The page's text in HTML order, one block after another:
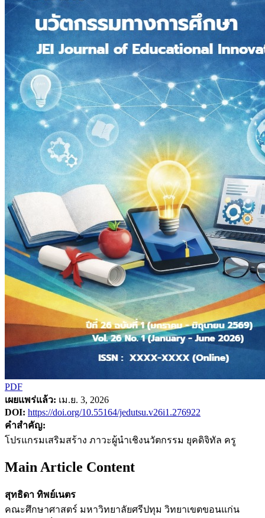
PDF
เผยแพร่แล้ว: เม.ย. 3, 2026
DOI: https://doi.org/10.55164/jedutsu.v26i1.276922
คำสำคัญ:
โปรแกรมเสริมสร้าง ภาวะผู้นำเชิงนวัตกรรม ยุคดิจิทัล ครู
Main Article Content
สุทธิดา ทิพย์เนตร
คณะศึกษาศาสตร์ มหาวิทยาลัยศรีปทุม วิทยาเขตขอนแก่น